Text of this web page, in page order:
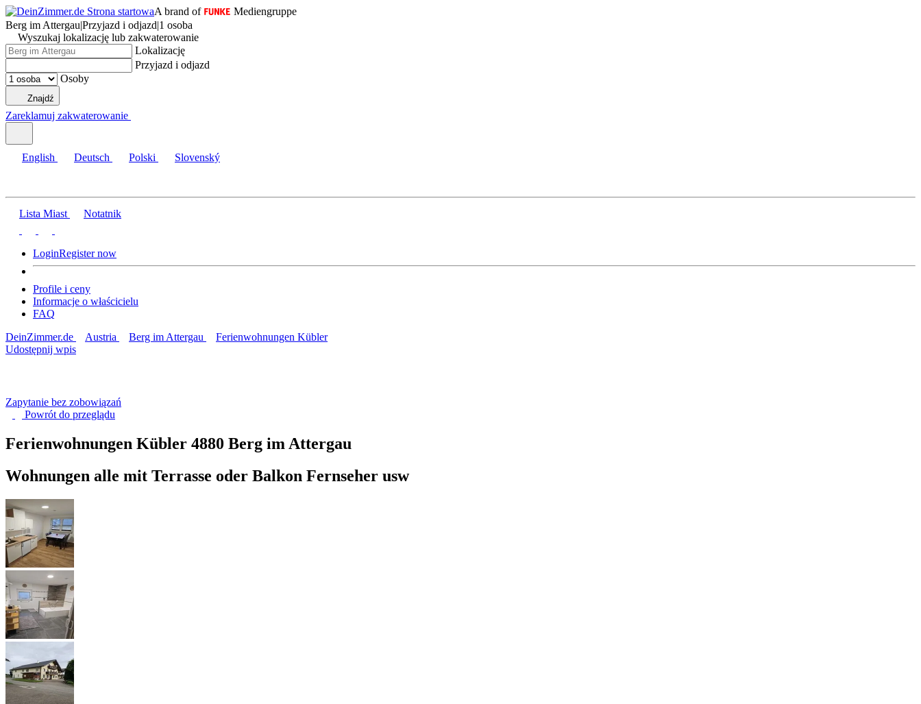
A brand of
Mediengruppe
Berg im Attergau|Przyjazd i odjazd|1 osoba
Wyszukaj lokalizację lub zakwaterowanie
Lokalizację
Przyjazd i odjazd
Osoby
Znajdź
Zareklamuj zakwaterowanie
English Deutsch Polski Slovenský
Lista Miast Notatnik
LoginRegister now
Profile i ceny
Informacje o właścicielu
FAQ
DeinZimmer.de
Austria Berg im Attergau
Ferienwohnungen Kübler
Udostępnij wpis
Zapytanie bez zobowiązań
Powrót do przeglądu
Ferienwohnungen Kübler 4880 Berg im Attergau
Wohnungen alle mit Terrasse oder Balkon Fernseher usw